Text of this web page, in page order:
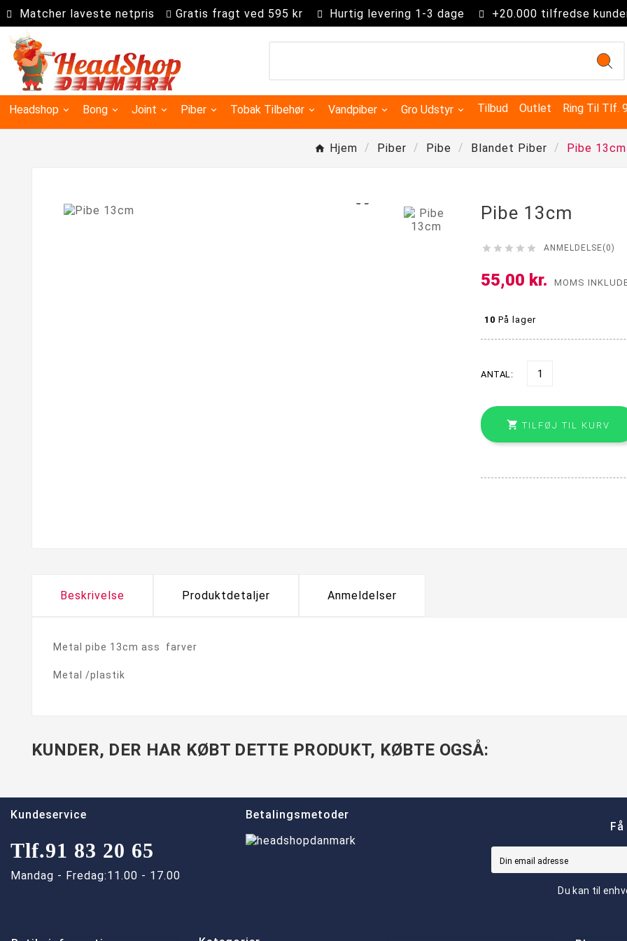
Matcher laveste netpris Gratis fragt ved 595 kr Hurtig levering 1-3 dage +20.000 tilfredse
Headshop Bong Joint Piber Tobak Tilbehør Vandpiber Gro Udstyr Tilbud Outlet Ring Til Tlf.
Hjem Piber Pibe Blandet Piber Pibe 13cm
Pibe 13cm
     ANMELDELSE(0)
55,00 kr. MOMS
10 På lager
ANTAL:
 TILFØJ TIL KURV
Beskrivelse Produktdetaljer Anmeldelser
Metal pibe 13cm ass farver
Metal /plastik
KUNDER, DER HAR KØBT DETTE PRODUKT, KØBTE OGSÅ:
Kundeservice
Tlf.91 83 20 65
Mandag - Fredag:11.00 - 17.00
Betalingsmetoder
Du kan til